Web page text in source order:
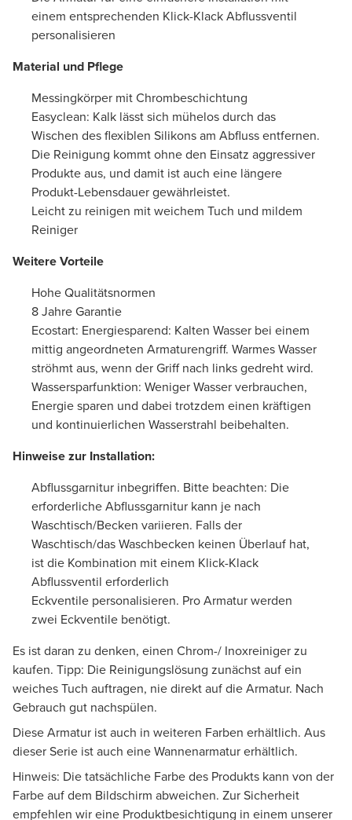
einem entsprechenden Klick-Klack Abflussventil
personalisieren
Material und Pflege
Messingkörper mit Chrombeschichtung
Easyclean: Kalk lässt sich mühelos durch das
Wischen des flexiblen Silikons am Abfluss entfernen.
Die Reinigung kommt ohne den Einsatz aggressiver
Produkte aus, und damit ist auch eine längere
Produkt-Lebensdauer gewährleistet.
Leicht zu reinigen mit weichem Tuch und mildem
Reiniger
Weitere Vorteile
Hohe Qualitätsnormen
8 Jahre Garantie
Ecostart: Energiesparend: Kalten Wasser bei einem
mittig angeordneten Armaturengriff. Warmes Wasser
ströhmt aus, wenn der Griff nach links gedreht wird.
Wassersparfunktion: Weniger Wasser verbrauchen,
Energie sparen und dabei trotzdem einen kräftigen
und kontinuierlichen Wasserstrahl beibehalten.
Hinweise zur Installation:
Abflussgarnitur inbegriffen. Bitte beachten: Die
erforderliche Abflussgarnitur kann je nach
Waschtisch/Becken variieren. Falls der
Waschtisch/das Waschbecken keinen Überlauf hat,
ist die Kombination mit einem Klick-Klack
Abflussventil erforderlich
Eckventile personalisieren. Pro Armatur werden
zwei Eckventile benötigt.
Es ist daran zu denken, einen Chrom-/ Inoxreiniger zu
kaufen. Tipp: Die Reinigungslösung zunächst auf ein
weiches Tuch auftragen, nie direkt auf die Armatur. Nach
Gebrauch gut nachspülen.
Diese Armatur ist auch in weiteren Farben erhältlich. Aus
dieser Serie ist auch eine Wannenarmatur erhältlich.
Hinweis: Die tatsächliche Farbe des Produkts kann von der
Farbe auf dem Bildschirm abweichen. Zur Sicherheit
empfehlen wir eine Produktbesichtigung in einem unserer